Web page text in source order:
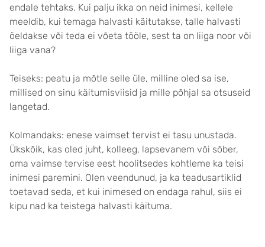
endale tehtaks. Kui palju ikka on neid inimesi, kellele
meeldib, kui temaga halvasti käitutakse, talle halvasti
öeldakse või teda ei võeta tööle, sest ta on liiga noor või
liiga vana?
Teiseks: peatu ja mõtle selle üle, milline oled sa ise,
millised on sinu käitumisviisid ja mille põhjal sa otsuseid
langetad.
Kolmandaks: enese vaimset tervist ei tasu unustada.
Ükskõik, kas oled juht, kolleeg, lapsevanem või sõber,
oma vaimse tervise eest hoolitsedes kohtleme ka teisi
inimesi paremini. Olen veendunud, ja ka teadusartiklid
toetavad seda, et kui inimesed on endaga rahul, siis ei
kipu nad ka teistega halvasti käituma.